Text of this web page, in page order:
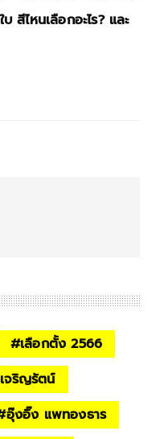
แรง ในเลือกตั้ง 2566 วันแรงงาน 1 พ.ค.
#เลือกตั้ง 2566
จริญรัตน์
อุ๊งอิ๊ง แพทองธาร